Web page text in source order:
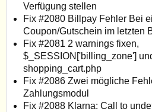
Verfügung stellen
Fix #2080 Billpay Fehler Bei
Coupon/Gutschein im letzten
Fix #2081 2 warnings fixen,
$_SESSION['billing_zone']
shopping_cart.php
Fix #2086 Zwei mögliche
Zahlungsmodul
Fix #2088 Klarna: Call to